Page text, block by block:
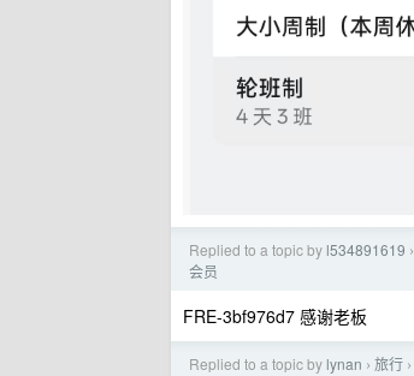
Replied to a topic by l534891619 ›
会员
FRE-3bf976d7 感谢老板
Replied to a topic by lynan › 旅行 ›